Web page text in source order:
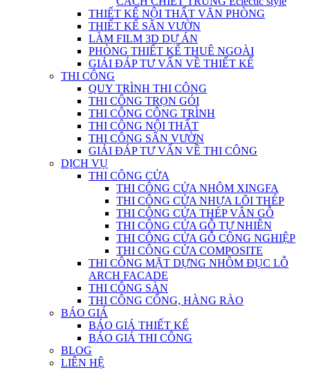
THIẾT KẾ NỘI THẤT VĂN PHÒNG
THIẾT KẾ SÂN VƯỜN
LÀM FILM 3D DỰ ÁN
PHÒNG THIẾT KẾ THUÊ NGOÀI
GIẢI ĐÁP TƯ VẤN VỀ THIẾT KẾ
THI CÔNG
QUY TRÌNH THI CÔNG
THI CÔNG TRỌN GÓI
THI CÔNG CÔNG TRÌNH
THI CÔNG NỘI THẤT
THI CÔNG SÂN VƯỜN
GIẢI ĐÁP TƯ VẤN VỀ THI CÔNG
DỊCH VỤ
THI CÔNG CỬA
THI CÔNG CỬA NHÔM XINGFA
THI CÔNG CỬA NHỰA LÕI THÉP
THI CÔNG CỬA THÉP VÂN GỖ
THI CÔNG CỬA GỖ TỰ NHIÊN
THI CÔNG CỬA GỖ CÔNG NGHIỆP
THI CÔNG CỬA COMPOSITE
THI CÔNG MẶT DỰNG NHÔM ĐỤC LỖ
ARCH FACADE
THI CÔNG SÀN
THI CÔNG CỔNG, HÀNG RÀO
BÁO GIÁ
BÁO GIÁ THIẾT KẾ
BÁO GIÁ THI CÔNG
BLOG
LIÊN HỆ